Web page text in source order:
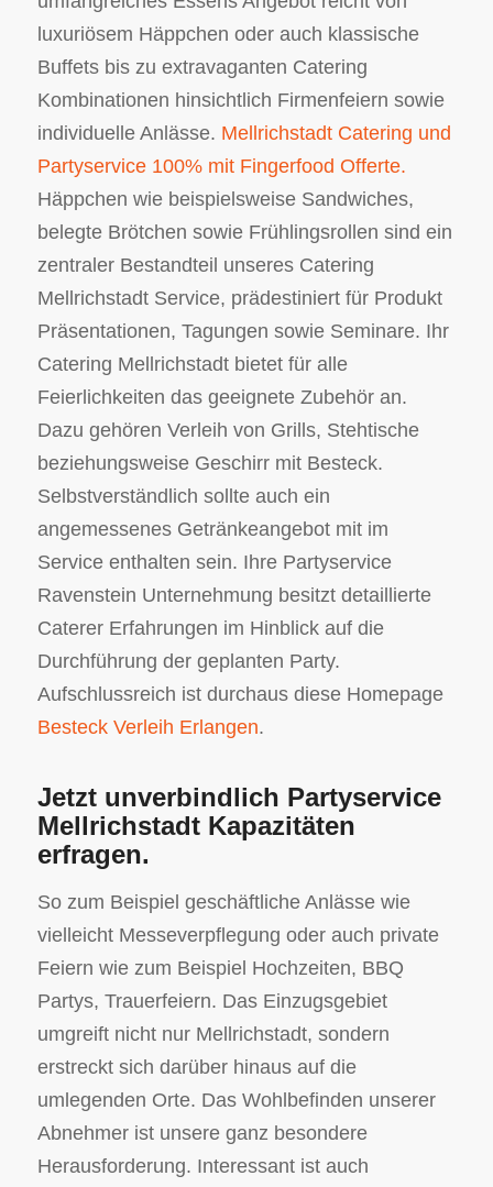
luxuriösem Häppchen oder auch klassische
Buffets bis zu extravaganten Catering
Kombinationen hinsichtlich Firmenfeiern sowie
individuelle Anlässe. Mellrichstadt Catering und
Partyservice 100% mit Fingerfood Offerte.
Häppchen wie beispielsweise Sandwiches,
belegte Brötchen sowie Frühlingsrollen sind ein
zentraler Bestandteil unseres Catering
Mellrichstadt Service, prädestiniert für Produkt
Präsentationen, Tagungen sowie Seminare. Ihr
Catering Mellrichstadt bietet für alle
Feierlichkeiten das geeignete Zubehör an.
Dazu gehören Verleih von Grills, Stehtische
beziehungsweise Geschirr mit Besteck.
Selbstverständlich sollte auch ein
angemessenes Getränkeangebot mit im
Service enthalten sein. Ihre Partyservice
Ravenstein Unternehmung besitzt detaillierte
Caterer Erfahrungen im Hinblick auf die
Durchführung der geplanten Party.
Aufschlussreich ist durchaus diese Homepage
Besteck Verleih Erlangen.
Jetzt unverbindlich Partyservice
Mellrichstadt Kapazitäten
erfragen.
So zum Beispiel geschäftliche Anlässe wie
vielleicht Messeverpflegung oder auch private
Feiern wie zum Beispiel Hochzeiten, BBQ
Partys, Trauerfeiern. Das Einzugsgebiet
umgreift nicht nur Mellrichstadt, sondern
erstreckt sich darüber hinaus auf die
umlegenden Orte. Das Wohlbefinden unserer
Abnehmer ist unsere ganz besondere
Herausforderung. Interessant ist auch